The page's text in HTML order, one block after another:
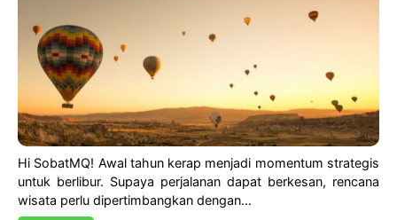
Hi SobatMQ! Awal tahun kerap menjadi momentum strategis
untuk berlibur. Supaya perjalanan dapat berkesan, rencana
wisata perlu dipertimbangkan dengan…